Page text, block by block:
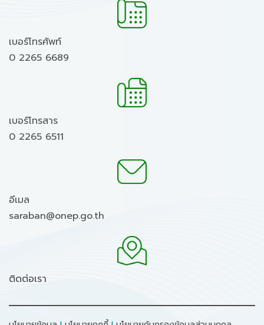
เบอร์โทรศัพท์
0 2265 6689
เบอร์โทรสาร
0 2265 6511
อีเมล
saraban@onep.go.th
ติดต่อเรา